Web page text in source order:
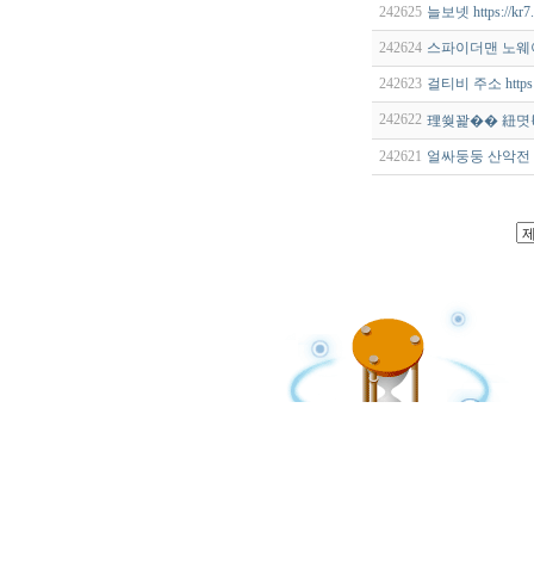
242625 늘보넷 https://
242624 스파이더맨 노
242623 걸티비 주소
242622 理쒖꽕�� 紐몃
242621 얼싸둥둥 산악전